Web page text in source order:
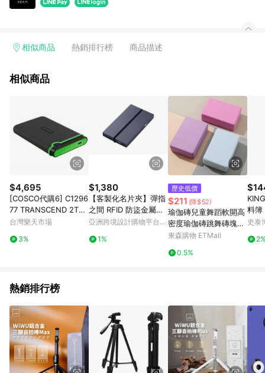
相似商品 熱銷排行榜 商品描述
相似商品
$4,695
[COSCO代購6] C1296
77 TRANSCEND 2TB
防震硬碟 2.5INCH DRI
TSJ25M3C / USB 3.1
台灣樂天市場
3%
$1,380
【客製化名片夾】彈指
之間 RFID 防盜金屬卡
夾
亞洲跨境設計購物平台
1%
歷史低價
$211 (降$52)
瑜伽磚兒童舞蹈軟開高
密度瑜伽磚跳舞磚塊劈
叉練功磚壓腿磚
東森購物 ETMall
0.5%
料簿
P
史泰
熱銷排行榜